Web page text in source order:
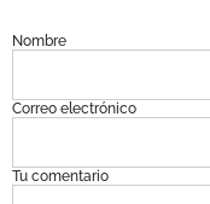
Nombre
Correo electrónico
Tu comentario